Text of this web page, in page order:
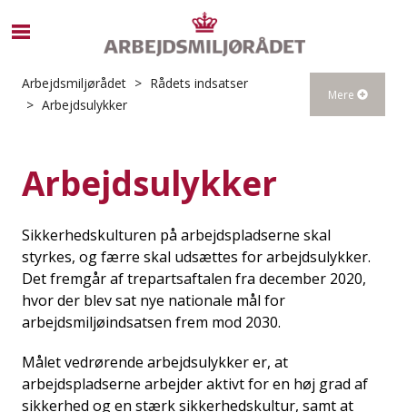
e
r
n
d
h
o
l
p
å
s
Arbejdsmiljørådet
Rådets indsatser
Arbejdsulykker
Mere
Arbejdsulykker
Sikkerhedskulturen på arbejdspladserne skal
styrkes, og færre skal udsættes for arbejdsulykker.
Det fremgår af trepartsaftalen fra december 2020,
hvor der blev sat nye nationale mål for
arbejdsmiljøindsatsen frem mod 2030.
Målet vedrørende arbejdsulykker er, at
arbejdspladserne arbejder aktivt for en høj grad af
sikkerhed og en stærk sikkerhedskultur, samt at